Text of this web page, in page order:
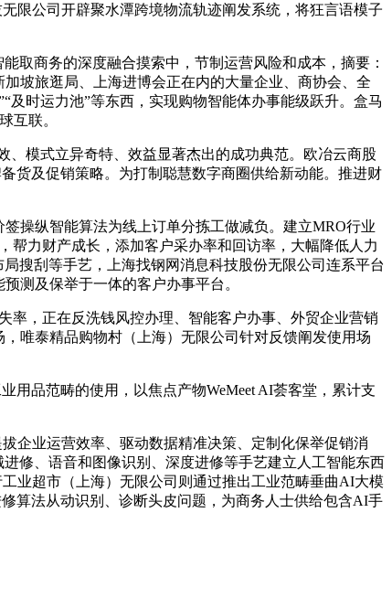
限公司开辟聚水潭跨境物流轨迹阐发系统，将狂言语模子
商务的深度融合摸索中，节制运营风险和成本，摘要：
坡旅逛局、上海进博会正在内的大量企业、商协会、全
时运力池”等东西，实现购物智能体办事能级跃升。盒马
互联。
模式立异奇特、效益显著杰出的成功典范。欧冶云商股
货及促销策略。为打制聪慧数字商圈供给新动能。推进财
操纵智能算法为线上订单分拣工做减负。建立MRO行业
帮力财产成长，添加客户采办率和回访率，大幅降低人力
搜刮等手艺，上海找钢网消息科技股份无限公司连系平台
测及保举于一体的客户办事平台。
，正在反洗钱风控办理、智能客户办事、外贸企业营销
唯泰精品购物村（上海）无限公司针对反馈阐发使用场
品范畴的使用，以焦点产物WeMeet AI荟客堂，累计支
企业运营效率、驱动数据精准决策、定制化保举促销消
修、语音和图像识别、深度进修等手艺建立人工智能东西
业超市（上海）无限公司则通过推出工业范畴垂曲AI大模
算法从动识别、诊断头皮问题，为商务人士供给包含AI手